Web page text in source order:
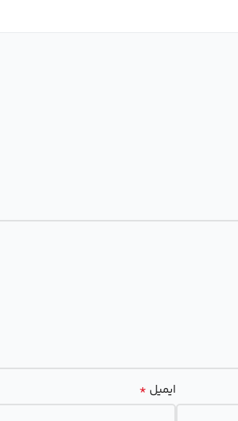
ایمیل *